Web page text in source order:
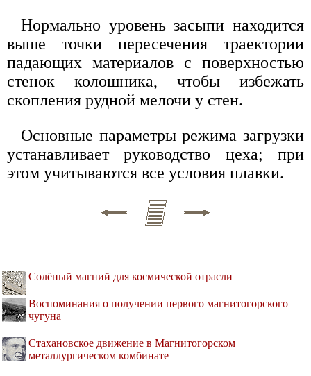
Нормально уровень засыпи находится
выше точки пересечения траектории
падающих материалов с поверхностью
стенок колошника, чтобы избежать
скопления рудной мелочи у стен.
Основные параметры режима загрузки
устанавливает руководство цеха; при
этом учитываются все условия плавки.
Солёный магний для космической отрасли
Воспоминания о получении первого магнитогорского
чугуна
Стахановское движение в Магнитогорском
металлургическом комбинате